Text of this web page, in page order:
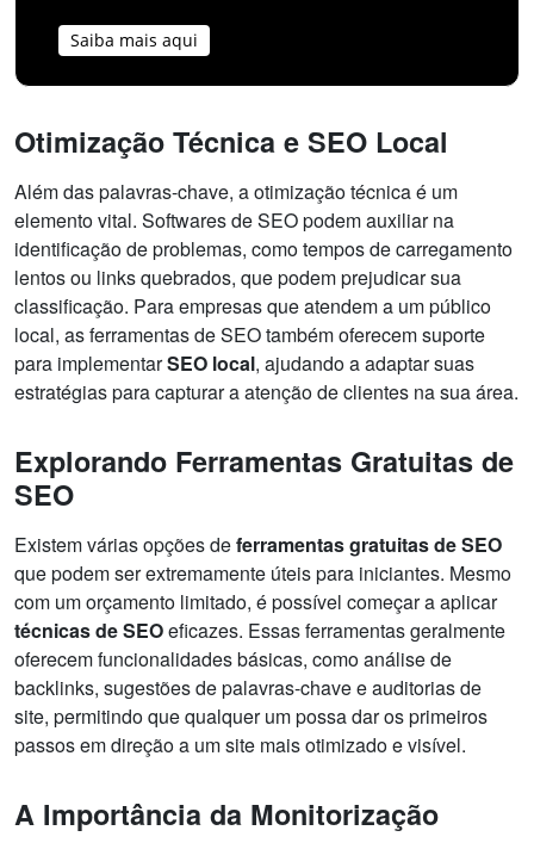
Saiba mais aqui
Otimização Técnica e SEO Local
Além das palavras-chave, a otimização técnica é um
elemento vital. Softwares de SEO podem auxiliar na
identificação de problemas, como tempos de carregamento
lentos ou links quebrados, que podem prejudicar sua
classificação. Para empresas que atendem a um público
local, as ferramentas de SEO também oferecem suporte
para implementarSEO local, ajudando a adaptar suas
estratégias para capturar a atenção de clientes na sua área.
Explorando Ferramentas Gratuitas de
SEO
Existem várias opções deferramentas gratuitas de SEO
que podem ser extremamente úteis para iniciantes. Mesmo
com um orçamento limitado, é possível começar a aplicar
técnicas de SEOeficazes. Essas ferramentas geralmente
oferecem funcionalidades básicas, como análise de
backlinks, sugestões de palavras-chave e auditorias de
site, permitindo que qualquer um possa dar os primeiros
passos em direção a um site mais otimizado e visível.
A Importância da Monitorização